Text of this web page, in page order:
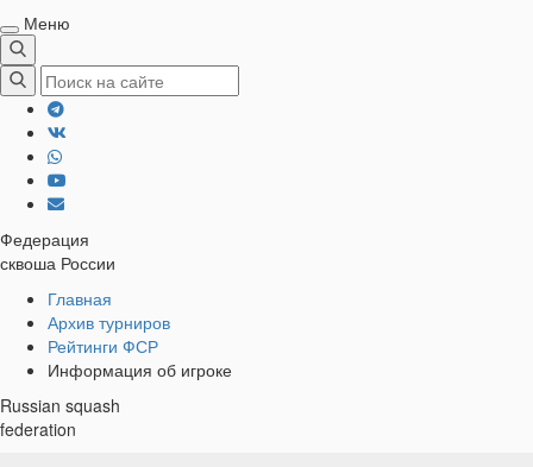
Меню
Федерация
сквоша России
Хлебные
крошки
Главная
Архив турниров
Рейтинги ФСР
Информация об игроке
Russian squash
federation